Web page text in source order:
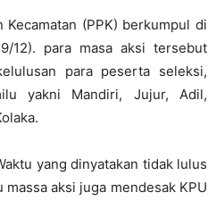
(PPK) berkumpul di
12). para masa aksi tersebut
para peserta seleksi,
yakni Mandiri, Jujur, Adil,
yang dinyatakan tidak lulus
aksi juga mendesak KPU